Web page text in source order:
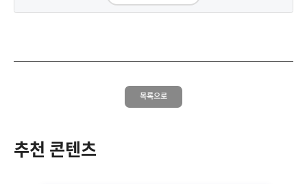
목록으로
추천 콘텐츠